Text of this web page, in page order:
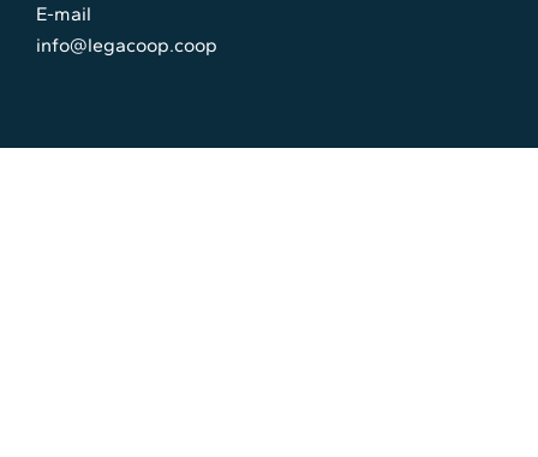
E-mail
info@legacoop.coop